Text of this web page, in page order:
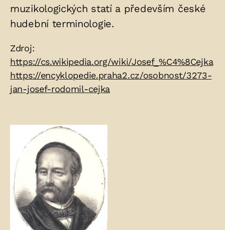
muzikologických statí a především české
hudební terminologie.
Zdroje:
Zdroj:
https://cs.wikipedia.org/wiki/Josef_%C4%8Cejka
https://encyklopedie.praha2.cz/osobnost/3273-
jan-josef-rodomil-cejka
Fotogalerie: